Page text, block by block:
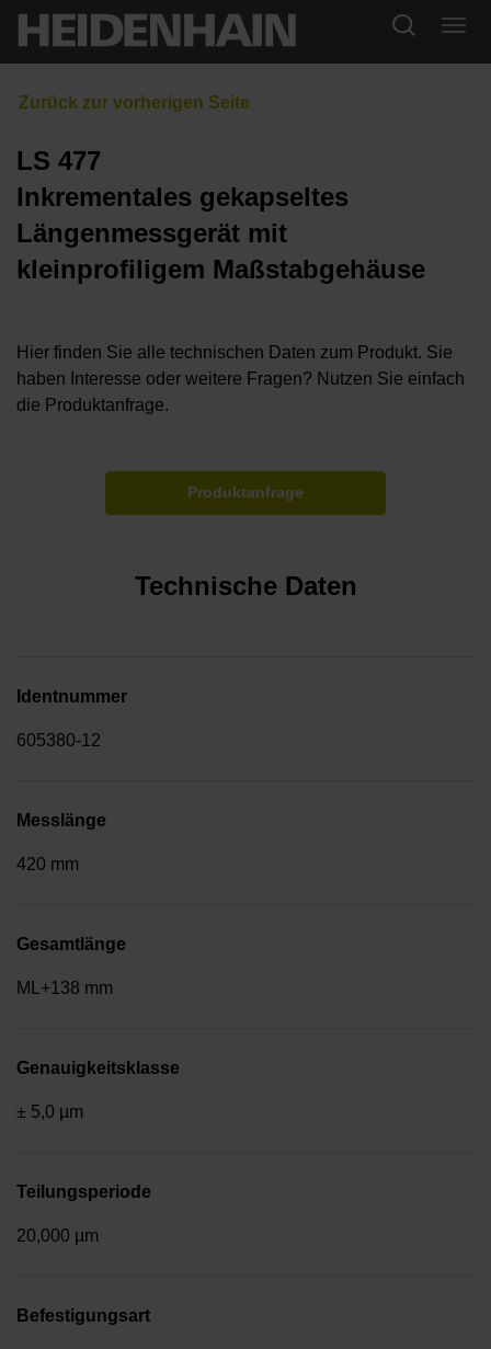
LS 477
Inkrementales gekapseltes
Längenmessgerät mit
kleinprofiligem Maßstabgehäuse
Hier finden Sie alle technischen Daten zum Produkt. Sie
haben Interesse oder weitere Fragen? Nutzen Sie einfach
die Produktanfrage.
Produktanfrage
Technische Daten
Identnummer
605380-12
Messlänge
420 mm
Gesamtlänge
ML+138 mm
Genauigkeitsklasse
± 5,0 µm
Teilungsperiode
20,000 µm
Befestigungsart